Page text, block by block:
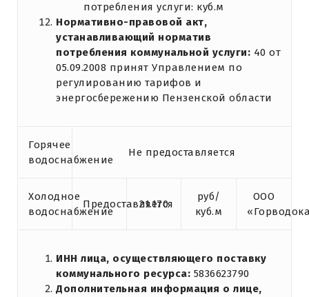
потребления услуги: куб.м
Нормативно-правовой акт,
устанавливающий норматив
потребления коммунальной услуги: 40 от
05.09.2008 принят Управлением по
регулированию тарифов и
энергосбережению Пензенской области
Горячее
водоснабжение
Не предоставляется
Холодное
водоснабжение
Предоставляется
21.170
руб/
куб.м
ООО
ИНН лица, осуществляющего поставку
коммунального ресурса: 5836623790
Дополнительная информация о лице,